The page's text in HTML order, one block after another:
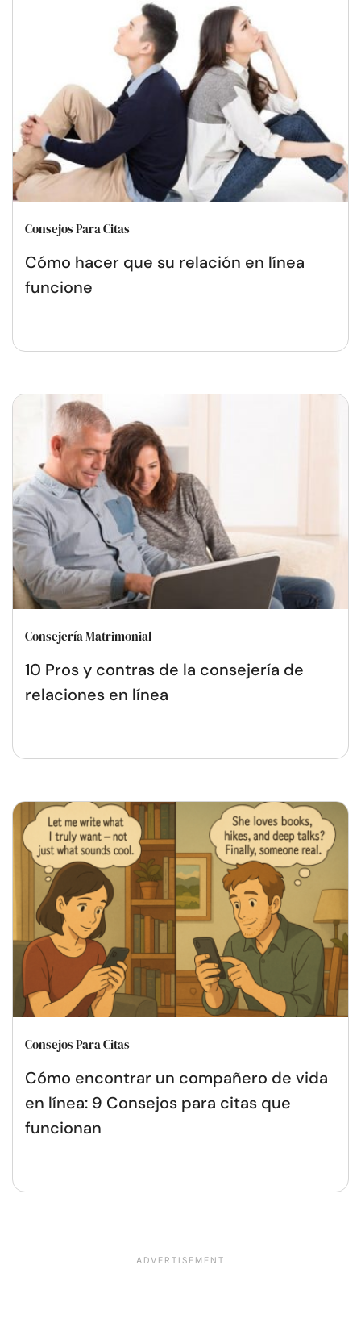
Consejos Para Citas
Cómo hacer que su relación en línea
funcione
Consejería Matrimonial
10 Pros y contras de la consejería de
relaciones en línea
Consejos Para Citas
Cómo encontrar un compañero de vida
en línea: 9 Consejos para citas que
funcionan